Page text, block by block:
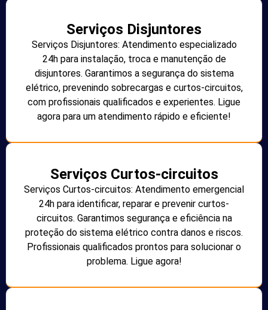
Serviços Disjuntores
Serviços Disjuntores: Atendimento especializado
24h para instalação, troca e manutenção de
disjuntores. Garantimos a segurança do sistema
elétrico, prevenindo sobrecargas e curtos-circuitos,
com profissionais qualificados e experientes. Ligue
agora para um atendimento rápido e eficiente!
Serviços Curtos-circuitos
Serviços Curtos-circuitos: Atendimento emergencial
24h para identificar, reparar e prevenir curtos-
circuitos. Garantimos segurança e eficiência na
proteção do sistema elétrico contra danos e riscos.
Profissionais qualificados prontos para solucionar o
problema. Ligue agora!